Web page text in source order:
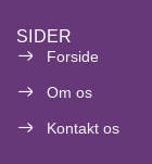
SIDER
Forside
Om os
Kontakt os